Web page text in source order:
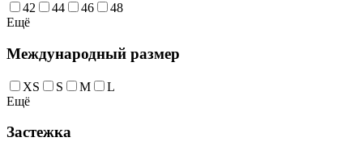
42 44 46
48
Ещё
Международный размер
XS S M
L
Ещё
Застежка